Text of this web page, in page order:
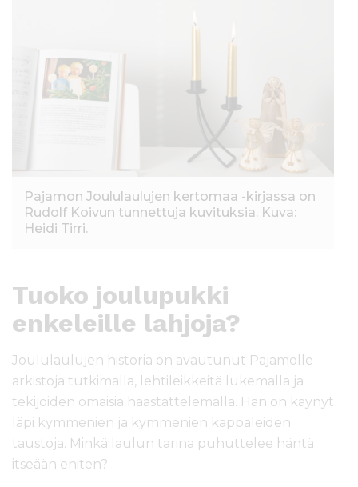
Pajamon Joululaulujen kertomaa -kirjassa on
Rudolf Koivun tunnettuja kuvituksia. Kuva:
Heidi Tirri.
Tuoko joulupukki
enkeleille lahjoja?
Joululaulujen historia on avautunut Pajamolle
arkistoja tutkimalla, lehtileikkeitä lukemalla ja
tekijöiden omaisia haastattelemalla. Hän on käynyt
läpi kymmenien ja kymmenien kappaleiden
taustoja. Minkä laulun tarina puhuttelee häntä
itseään eniten?